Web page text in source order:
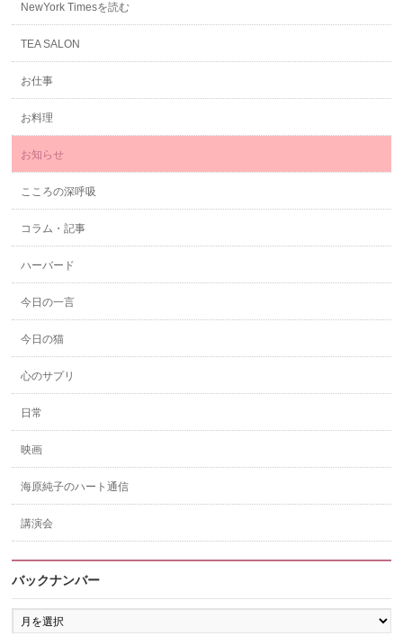
NewYork Timesを読む
TEA SALON
お仕事
お料理
お知らせ
こころの深呼吸
コラム・記事
ハーバード
今日の一言
今日の猫
心のサプリ
日常
映画
海原純子のハート通信
講演会
バックナンバー
バ
ッ